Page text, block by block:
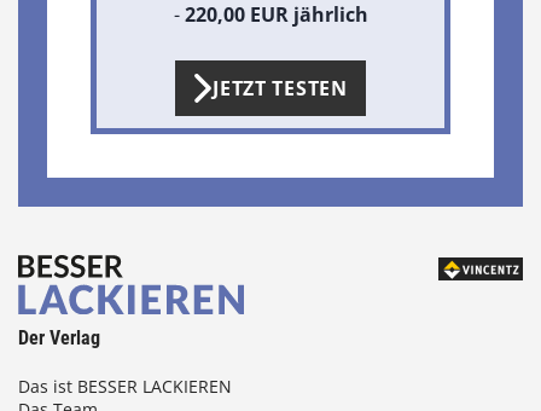
-220,00 EUR jährlich
JETZT TESTEN
Der Verlag
Das ist BESSER LACKIEREN